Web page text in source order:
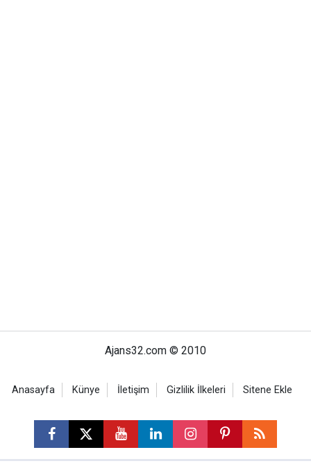
Ajans32.com © 2010
Anasayfa Künye İletişim Gizlilik İlkeleri Sitene Ekle